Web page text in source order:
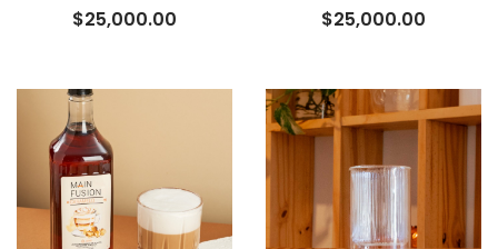
$25,000.00 $25,000.00